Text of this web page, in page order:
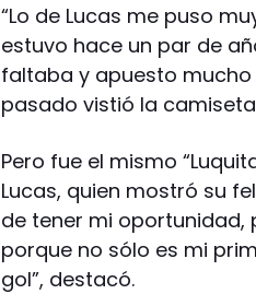
“Lo de Lucas me puso
estuvo hace un par de
faltaba y apuesto mucho
pasado vistió la
Pero fue el mismo
Lucas, quien mostró su
de tener mi
porque no sólo es mi
gol”, destacó.